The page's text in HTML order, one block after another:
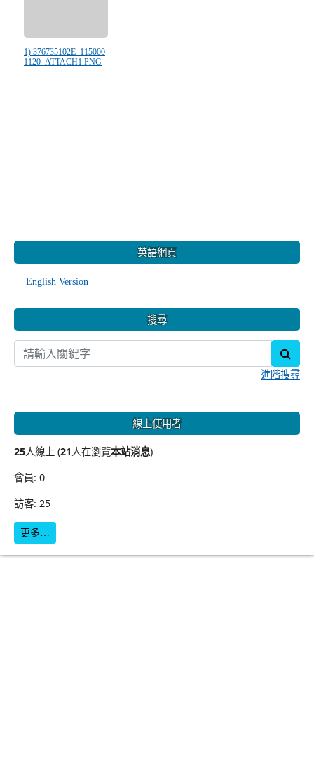
1) 376735102E_115000
1120_ATTACH1.PNG
英語網頁
English Version
搜尋
進階搜尋
線上使用者
25人線上 (21人在瀏覽本站消息)
會員: 0
訪客: 25
更多…